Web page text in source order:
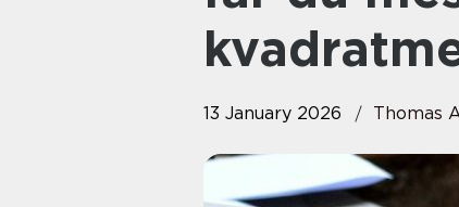
13 January 2026 Thomas